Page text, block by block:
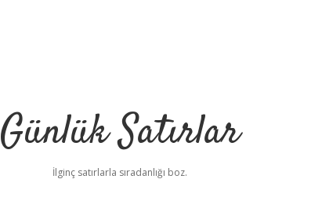
Günlük Satırlar
İlginç satırlarla sıradanlığı boz.